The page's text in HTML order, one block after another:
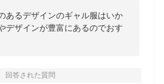
あるデザインのギャル服はいか
デザインが豊富にあるのでおす
回答された質問